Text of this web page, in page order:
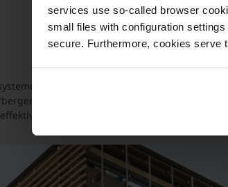
services use so-called browser
small files with configuration
secure. Furthermore, cookies serve
Et
designet for både renovering og
fasadesystem tilbyr en rekke unike
estetikk og en forenklet byggeprosess.